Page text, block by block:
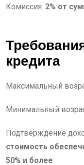
Комиссия: 2% от
кредита
Максимальный
Минимальный
Подтверждение
стоимость
50% и более